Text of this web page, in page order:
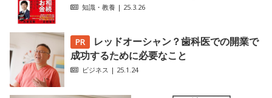
知識・教養 | 25.3.26
レッドオーシャン？歯科医での開業で
成功するために必要なこと
ビジネス | 25.1.24